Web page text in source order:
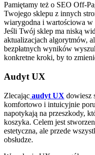
Pamiętamy też o SEO Off-
Twojego sklepu z innych
wiarygodna i wartościowa w
Jeśli Twój sklep ma niską
aktualizacjach algorytmów,
bezpłatnych wyników
konkretne kroki, by to
Audyt UX
Zlecając audyt UX dowiesz
komfortowo i intuicyjnie
napotykają na przeszkody,
koszyka. Celem jest
estetyczna, ale przede
obsłudze.